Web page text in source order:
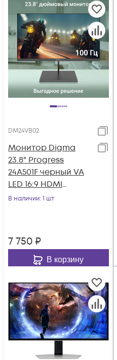
DM24VB02
Монитор Digma
23.8" Progress
24A501F черный VA
LED 16:9 HDMI
матовая 250cd
В наличии: 1 шт
7 750 ₽
В корзину